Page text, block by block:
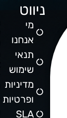
ניווט
מי
אנחנו
תנאי
שימוש
מדיניות
ופרטיות
SLA